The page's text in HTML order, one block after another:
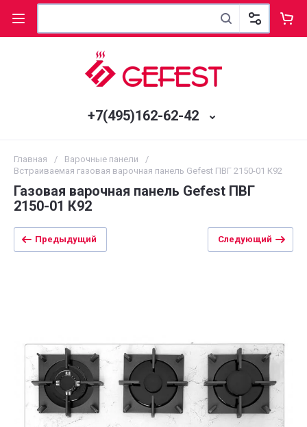
+7(495)162-62-42
Главная / Варочные панели
/
Встраиваемая газовая варочная панель Gefest ПВГ 2150-01 К92
Газовая варочная панель Gefest ПВГ
2150-01 К92
Предыдущий Следующий